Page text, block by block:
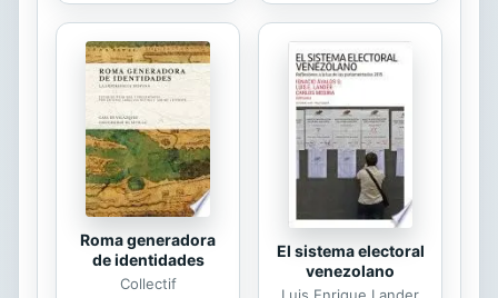
Roma generadora
de identidades
Collectif
El sistema electoral
venezolano
Luis Enrique Lander